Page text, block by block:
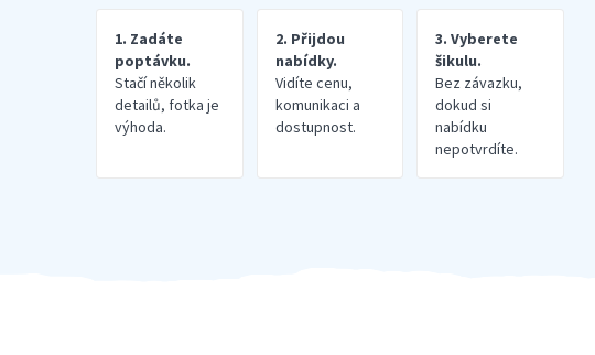
1. Zadáte
poptávku.
Stačí několik
detailů, fotka je
výhoda.
2. Přijdou
nabídky.
Vidíte cenu,
komunikaci a
dostupnost.
3. Vyberete
šikulu.
Bez závazku,
dokud si
nabídku
nepotvrdíte.